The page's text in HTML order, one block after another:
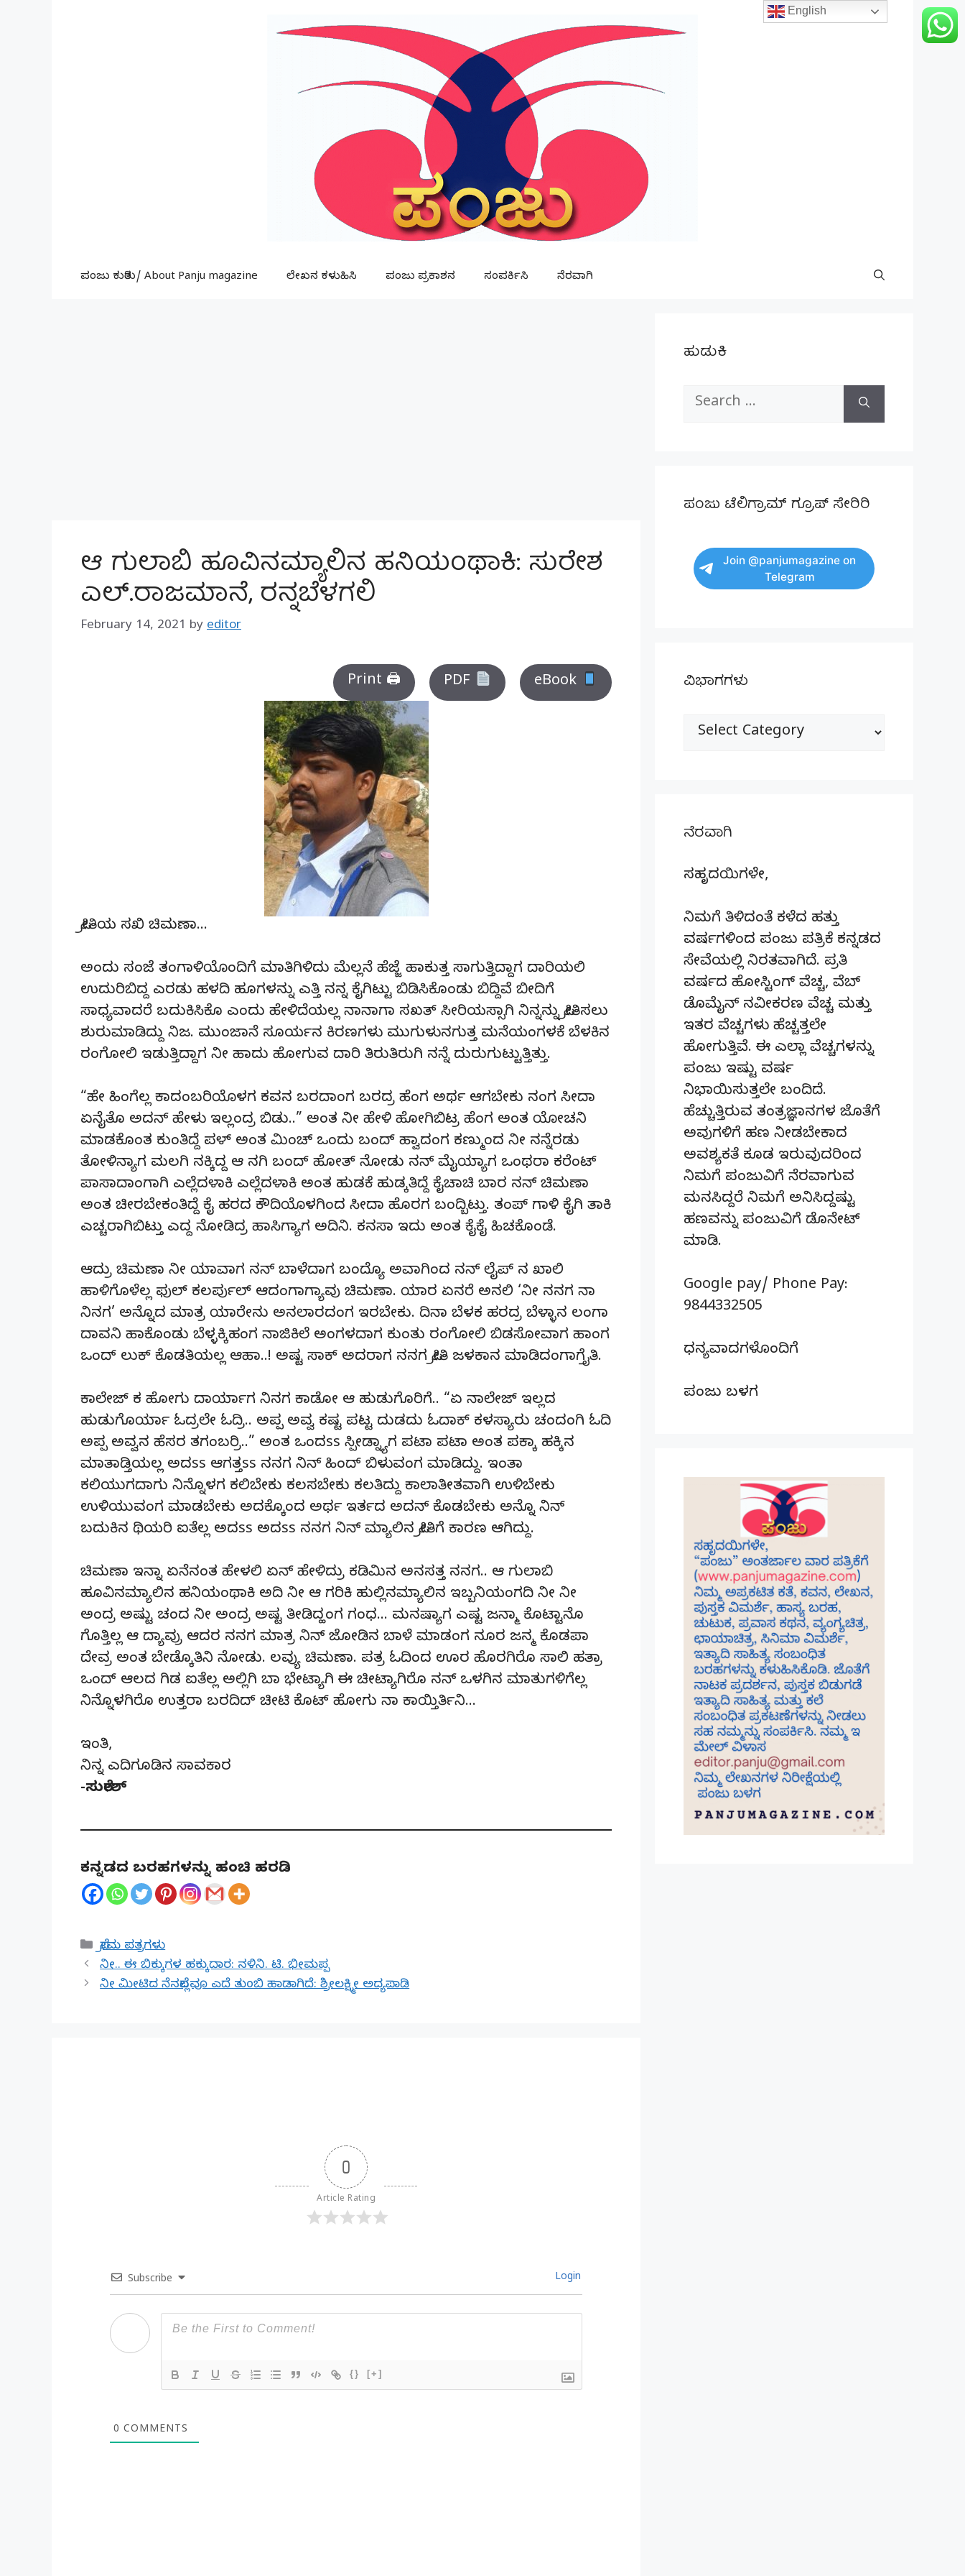
ಪಂಜು ಕುರಿತು/ About Panju magazine ಲೇಖನ ಕಳುಹಿಸಿ ಪಂಜು ಪ್ರಕಾಶನ ಸಂಪರ್ಕಿಸಿ ನೆರವಾಗಿ
ಆ ಗುಲಾಬಿ ಹೂವಿನಮ್ಯಾಲಿನ ಹನಿಯಂಥಾಕಿ: ಸುರೇಶ
ಎಲ್.ರಾಜಮಾನೆ, ರನ್ನಬೆಳಗಲಿ
February 14, 2021 by editor
Print 🖨 PDF eBook
ಪ್ರೀತಿಯ ಸಖಿ ಚಿಮಣಾ…
ಅಂದು ಸಂಜೆ ತಂಗಾಳಿಯೊಂದಿಗೆ ಮಾತಿಗಿಳಿದು ಮೆಲ್ಲನೆ ಹೆಜ್ಜೆ ಹಾಕುತ್ತ ಸಾಗುತ್ತಿದ್ದಾಗ ದಾರಿಯಲಿ
ಉದುರಿಬಿದ್ದ ಎರಡು ಹಳದಿ ಹೂಗಳನ್ನು ಎತ್ತಿ ನನ್ನ ಕೈಗಿಟ್ಟು ಬಿಡಿಸಿಕೊಂಡು ಬಿದ್ದಿವೆ ಬೀದಿಗೆ
ಸಾಧ್ಯವಾದರೆ ಬದುಕಿಸಿಕೊ ಎಂದು ಹೇಳಿದೆಯಲ್ಲ ನಾನಾಗಾ ಸಖತ್ ಸೀರಿಯಸ್ಸಾಗಿ ನಿನ್ನನ್ನು ಪ್ರೀತಿಸಲು
ಶುರುಮಾಡಿದ್ದು ನಿಜ. ಮುಂಜಾನೆ ಸೂರ್ಯನ ಕಿರಣಗಳು ಮುಗುಳುನಗುತ್ತ ಮನೆಯಂಗಳಕೆ ಬೆಳಕಿನ
ರಂಗೋಲಿ ಇಡುತ್ತಿದ್ದಾಗ ನೀ ಹಾದು ಹೋಗುವ ದಾರಿ ತಿರುತಿರುಗಿ ನನ್ನೆ ದುರುಗುಟ್ಟುತ್ತಿತ್ತು.
“ಹೇ ಹಿಂಗೆಲ್ಲ ಕಾದಂಬರಿಯೊಳಗ ಕವನ ಬರದಾಂಗ ಬರದ್ರ ಹೆಂಗ ಅರ್ಥ ಆಗಬೇಕು ನಂಗ ಸೀದಾ
ಏನೈತೊ ಅದನ್ ಹೇಳು ಇಲ್ಲಂದ್ರ ಬಿಡು..” ಅಂತ ನೀ ಹೇಳಿ ಹೋಗಿಬಿಟ್ರ ಹೆಂಗ ಅಂತ ಯೋಚನಿ
ಮಾಡಕೊಂತ ಕುಂತಿದ್ದೆ ಪಳ್ ಅಂತ ಮಿಂಚ್ ಒಂದು ಬಂದ್ ಹ್ವಾದಂಗ ಕಣ್ಮುಂದ ನೀ ನನ್ನೆರಡು
ತೋಳಿನ್ಯಾಗ ಮಲಗಿ ನಕ್ಕಿದ್ದ ಆ ನಗಿ ಬಂದ್ ಹೋತ್ ನೋಡು ನನ್ ಮೈಯ್ಯಾಗ ಒಂಥರಾ ಕರೆಂಟ್
ಪಾಸಾದಾಂಗಾಗಿ ಎಲ್ಲೆದಳಾಕಿ ಎಲ್ಲೆದಳಾಕಿ ಅಂತ ಹುಡಕೆ ಹುಡ್ಕತಿದ್ದೆ ಕೈಚಾಚಿ ಬಾರ ನನ್ ಚಿಮಣಾ
ಅಂತ ಚೀರಬೇಕಂತಿದ್ದೆ ಕೈ ಹರದ ಕೌದಿಯೊಳಗಿಂದ ಸೀದಾ ಹೊರಗ ಬಂದ್ಬಿಟ್ತು. ತಂಪ್ ಗಾಳಿ ಕೈಗಿ ತಾಕಿ
ಎಚ್ಚರಾಗಿಬಿಟ್ತು ಎದ್ದ ನೋಡಿದ್ರ ಹಾಸಿಗ್ಯಾಗ ಅದಿನಿ. ಕನಸಾ ಇದು ಅಂತ ಕೈಕೈ ಹಿಚಕೊಂಡೆ.
ಆದ್ರು ಚಿಮಣಾ ನೀ ಯಾವಾಗ ನನ್ ಬಾಳೆದಾಗ ಬಂದ್ಯೊ ಅವಾಗಿಂದ ನನ್ ಲೈಪ್ ನ ಖಾಲಿ
ಹಾಳಿಗೊಳೆಲ್ಲ ಫುಲ್ ಕಲರ್ಪುಲ್ ಆದಂಗಾಗ್ಯಾವು ಚಿಮಣಾ. ಯಾರ ಏನರೆ ಅನಲಿ ‘ನೀ ನನಗ ನಾ
ನಿನಗ’ ಅನ್ನೊದ ಮಾತ್ರ ಯಾರೇನು ಅನಲಾರದಂಗ ಇರಬೇಕು. ದಿನಾ ಬೆಳಕ ಹರದ್ರ ಬೆಳ್ಳಾನ ಲಂಗಾ
ದಾವನಿ ಹಾಕೊಂಡು ಬೆಳ್ಳಕ್ಕಿಹಂಗ ನಾಜಿಕಿಲೆ ಅಂಗಳದಾಗ ಕುಂತು ರಂಗೋಲಿ ಬಿಡಸೋವಾಗ ಹಾಂಗ
ಒಂದ್ ಲುಕ್ ಕೊಡತಿಯಲ್ಲ ಆಹಾ..! ಅಷ್ಟ ಸಾಕ್ ಅದರಾಗ ನನಗ ಪ್ರೀತಿ ಜಳಕಾನ ಮಾಡಿದಂಗಾಗ್ತೈತಿ.
ಕಾಲೇಜ್ ಕ ಹೋಗು ದಾರ್ಯಾಗ ನಿನಗ ಕಾಡೋ ಆ ಹುಡುಗೊರಿಗೆ.. “ಏ ನಾಲೇಜ್ ಇಲ್ಲದ
ಹುಡುಗೊರ್ಯಾ ಓದ್ರಲೇ ಓದ್ರಿ.. ಅಪ್ಪ ಅವ್ವ ಕಷ್ಟ ಪಟ್ಟ ದುಡದು ಓದಾಕ್ ಕಳಸ್ಯಾರು ಚಂದಂಗಿ ಓದಿ
ಅಪ್ಪ ಅವ್ವನ ಹೆಸರ ತಗಂಬರ್ರಿ..” ಅಂತ ಒಂದss ಸ್ಪೀಡ್ನ್ಯಾಗ ಪಟಾ ಪಟಾ ಅಂತ ಪಕ್ಕಾ ಹಕ್ಕಿನ
ಮಾತಾಡ್ತಿಯಲ್ಲ ಅದss ಆಗತ್ತss ನನಗ ನಿನ್ ಹಿಂದ್ ಬಿಳುವಂಗ ಮಾಡಿದ್ದು. ಇಂತಾ
ಕಲಿಯುಗದಾಗು ನಿನ್ನೊಳಗ ಕಲಿಬೇಕು ಕಲಸಬೇಕು ಕಲತಿದ್ದು ಕಾಲಾತೀತವಾಗಿ ಉಳಿಬೇಕು
ಉಳಿಯುವಂಗ ಮಾಡಬೇಕು ಅದಕ್ಕೊಂದ ಅರ್ಥ ಇರ್ತದ ಅದನ್ ಕೊಡಬೇಕು ಅನ್ನೊ ನಿನ್
ಬದುಕಿನ ಥಿಯರಿ ಐತೆಲ್ಲ ಅದss ಅದss ನನಗ ನಿನ್ ಮ್ಯಾಲಿನ ಪ್ರೀತಿಗೆ ಕಾರಣ ಆಗಿದ್ದು.
ಚಿಮಣಾ ಇನ್ನಾ ಏನೆನಂತ ಹೇಳಲಿ ಏನ್ ಹೇಳಿದ್ರು ಕಡಿಮಿನ ಅನಸತ್ತ ನನಗ.. ಆ ಗುಲಾಬಿ
ಹೂವಿನಮ್ಯಾಲಿನ ಹನಿಯಂಥಾಕಿ ಅದಿ ನೀ ಆ ಗರಿಕಿ ಹುಲ್ಲಿನಮ್ಯಾಲಿನ ಇಬ್ಬನಿಯಂಗದಿ ನೀ ನೀ
ಅಂದ್ರ ಅಷ್ಟು ಚಂದ ನೀ ಅಂದ್ರ ಅಷ್ಟ ತೀಡಿದ್ಹಂಗ ಗಂಧ… ಮನಷ್ಯಾಗ ಎಷ್ಟ ಜನ್ಮಾ ಕೊಟ್ಟಾನೊ
ಗೊತ್ತಿಲ್ಲ ಆ ದ್ಯಾವ್ರು ಆದರ ನನಗ ಮಾತ್ರ ನಿನ್ ಜೋಡಿನ ಬಾಳೆ ಮಾಡಂಗ ನೂರ ಜನ್ಮ ಕೊಡಪಾ
ದೇವ್ರ ಅಂತ ಬೇಡ್ಕೊತಿನಿ ನೋಡು. ಲವ್ಯು ಚಿಮಣಾ. ಪತ್ರ ಓದಿಂದ ಊರ ಹೊರಗಿರೊ ಸಾಲಿ ಹತ್ರಾ
ಒಂದ್ ಆಲದ ಗಿಡ ಐತೆಲ್ಲ ಅಲ್ಲಿಗಿ ಬಾ ಭೇಟ್ಯಾಗಿ ಈ ಚೀಟ್ಯಾಗಿರೊ ನನ್ ಒಳಗಿನ ಮಾತುಗಳಿಗೆಲ್ಲ
ನಿನ್ನೊಳಗಿರೊ ಉತ್ತರಾ ಬರದಿದ್ ಚೀಟಿ ಕೊಟ್ ಹೋಗು ನಾ ಕಾಯ್ತಿರ್ತಿನಿ…
ಇಂತಿ,
ನಿನ್ನ ಎದಿಗೂಡಿನ ಸಾವಕಾರ
-ಸುರೇಶ್
ಕನ್ನಡದ ಬರಹಗಳನ್ನು ಹಂಚಿ ಹರಡಿ
Categories
ಪ್ರೇಮ ಪತ್ರಗಳು
ನೀ.. ಈ ಬಿಕ್ಕುಗಳ ಹಕ್ಕುದಾರ: ನಳಿನಿ. ಟಿ. ಭೀಮಪ್ಪ
ನೀ ಮೀಟಿದ ನೆನಪೆಲ್ಲವೂ ಎದೆ ತುಂಬಿ ಹಾಡಾಗಿದೆ: ಶ್ರೀಲಕ್ಷ್ಮೀ ಅದ್ಯಪಾಡಿ
0
Article Rating
Subscribe Login
{} [+]
0 COMMENTS
ಹುಡುಕಿ
Search
ಪಂಜು ಟೆಲಿಗ್ರಾಮ್ ಗ್ರೂಪ್ ಸೇರಿರಿ
Join @panjumagazine on
Telegram
ವಿಭಾಗಗಳು
ವಿಭಾಗಗಳು
ನೆರವಾಗಿ
ಸಹೃದಯಿಗಳೇ,
ನಿಮಗೆ ತಿಳಿದಂತೆ ಕಳೆದ ಹತ್ತು
ವರ್ಷಗಳಿಂದ ಪಂಜು ಪತ್ರಿಕೆ ಕನ್ನಡದ
ಸೇವೆಯಲ್ಲಿ ನಿರತವಾಗಿದೆ. ಪ್ರತಿ
ವರ್ಷದ ಹೋಸ್ಟಿಂಗ್‌ ವೆಚ್ಚ, ವೆಬ್‌
ಡೊಮೈನ್‌ ನವೀಕರಣ ವೆಚ್ಚ ಮತ್ತು
ಇತರ ವೆಚ್ಚಗಳು ಹೆಚ್ಚತ್ತಲೇ
ಹೋಗುತ್ತಿವೆ. ಈ ಎಲ್ಲಾ ವೆಚ್ಚಗಳನ್ನು
ಪಂಜು ಇಷ್ಟು ವರ್ಷ
ನಿಭಾಯಿಸುತ್ತಲೇ ಬಂದಿದೆ.
ಹೆಚ್ಚುತ್ತಿರುವ ತಂತ್ರಜ್ಞಾನಗಳ ಜೊತೆಗೆ
ಅವುಗಳಿಗೆ ಹಣ ನೀಡಬೇಕಾದ
ಅವಶ್ಯಕತೆ ಕೂಡ ಇರುವುದರಿಂದ
ನಿಮಗೆ ಪಂಜುವಿಗೆ ನೆರವಾಗುವ
ಮನಸಿದ್ದರೆ ನಿಮಗೆ ಅನಿಸಿದ್ದಷ್ಟು
ಹಣವನ್ನು ಪಂಜುವಿಗೆ ಡೊನೇಟ್‌
ಮಾಡಿ.
Google pay/ Phone Pay:
9844332505
ಧನ್ಯವಾದಗಳೊಂದಿಗೆ
ಪಂಜು ಬಳಗ
English